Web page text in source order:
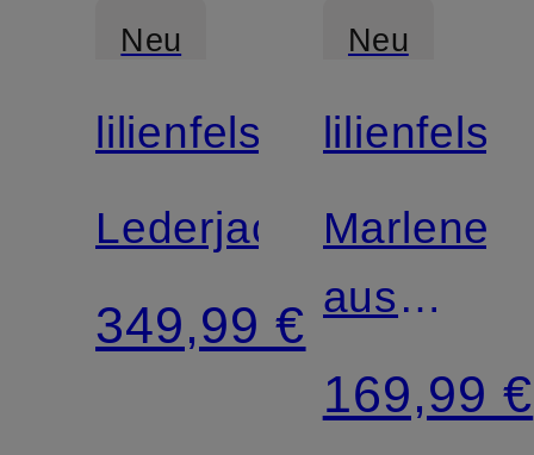
Neu
lilienfels
Lederjacke
349,99 €
Neu
lilienfels
aus
Seide
169,99 €